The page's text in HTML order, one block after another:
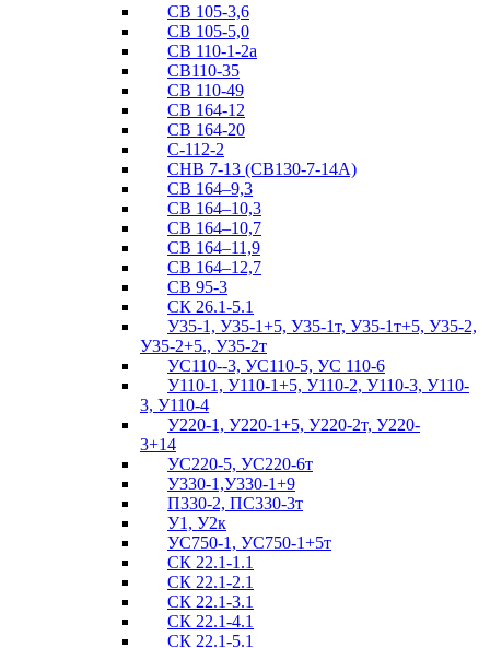
СВ 105-3,6
СВ 105-5,0
СВ 110-1-2а
СВ110-35
СВ 110-49
СВ 164-12
СВ 164-20
С-112-2
СНВ 7-13 (СВ130-7-14А)
СВ 164–9,3
СВ 164–10,3
СВ 164–10,7
СВ 164–11,9
СВ 164–12,7
СВ 95-3
СК 26.1-5.1
У35-1, У35-1+5, У35-1т, У35-1т+5, У35-2,
У35-2+5., У35-2т
УС110--3, УС110-5, УС 110-6
У110-1, У110-1+5, У110-2, У110-3, У110-
3, У110-4
У220-1, У220-1+5, У220-2т, У220-
3+14
УС220-5, УС220-6т
У330-1,У330-1+9
П330-2, ПС330-3т
У1, У2к
УС750-1, УС750-1+5т
СК 22.1-1.1
СК 22.1-2.1
СК 22.1-3.1
СК 22.1-4.1
СК 22.1-5.1